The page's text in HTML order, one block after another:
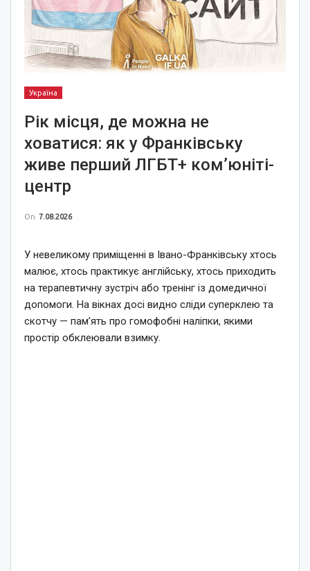
Україна
Рік місця, де можна не
ховатися: як у Франківську
живе перший ЛГБТ+ ком’юніті-
центр
On 7.08.2026
У невеликому приміщенні в Івано-Франківську хтось
малює, хтось практикує англійську, хтось приходить
на терапевтичну зустріч або тренінг із домедичної
допомоги. На вікнах досі видно сліди суперклею та
скотчу — пам’ять про гомофобні наліпки, якими
простір обклеювали взимку.